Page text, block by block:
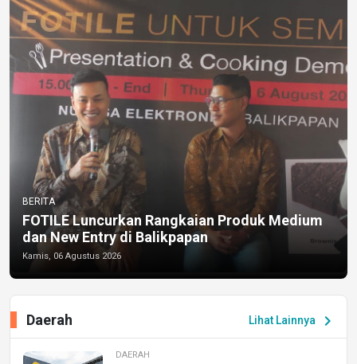
BERITA
FOTILE Luncurkan Rangkaian Produk Medium
dan New Entry di Balikpapan
Kamis, 06 Agustus 2026
Lihat Lainnya chevron_right
Daerah
DAERAH